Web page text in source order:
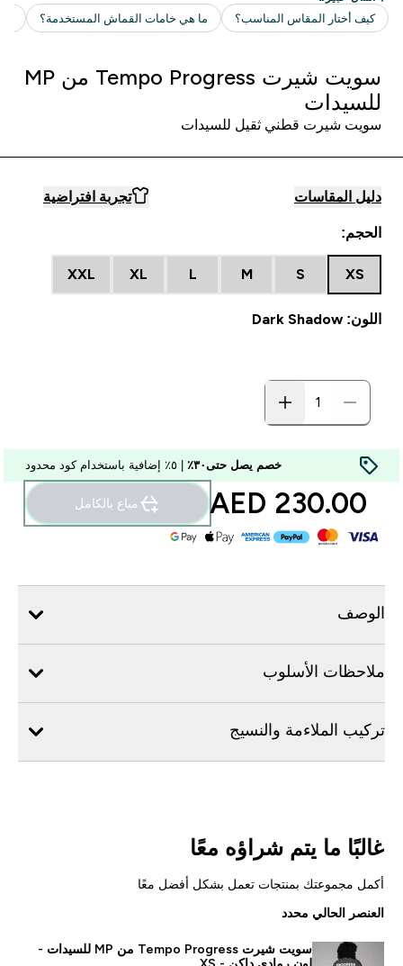
سويت شيرت Tempo Progress من MP
للسيدات
سويت شيرت قطني ثقيل للسيدات
دليل المقاسات تجربة افتراضية
الحجم:
XS
S
M
L
XL
XXL
اللون: Dark Shadow
خصم يصل حتى٣٠٪
230.00 AED‎ مباع بالكامل
الوصف
ملاحظات الأسلوب
تركيب الملاءمة والنسيج
غالبًا ما يتم شراؤه معًا
أكمل مجموعتك بمنتجات تعمل بشكل أفضل معًا
العنصر الحالي محدد
سويت شيرت Tempo Progress من MP للسيدات -
لون رمادي داكن - XS